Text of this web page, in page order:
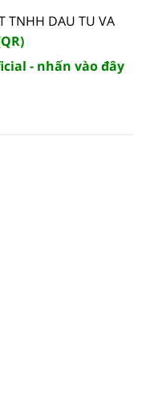
TNHH DAU TU VA
- nhấn vào đây